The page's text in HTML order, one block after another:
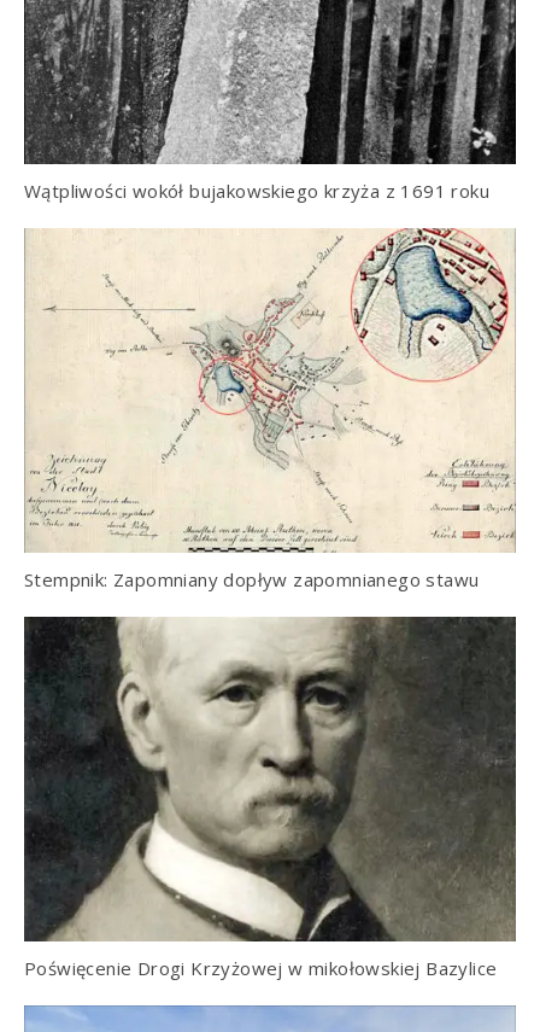
Wątpliwości wokół bujakowskiego krzyża z 1691 roku
Stempnik: Zapomniany dopływ zapomnianego stawu
Poświęcenie Drogi Krzyżowej w mikołowskiej Bazylice